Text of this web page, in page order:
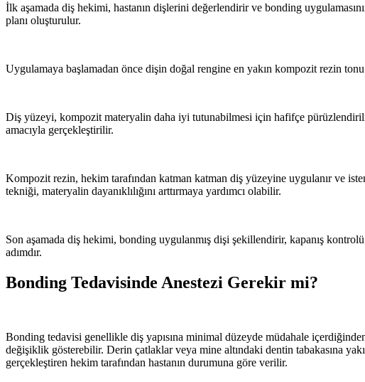
İlk aşamada diş hekimi, hastanın dişlerini değerlendirir ve bonding
planı oluşturulur.
Uygulamaya başlamadan önce dişin doğal rengine en yakın kompozit rezin
Diş yüzeyi, kompozit materyalin daha iyi tutunabilmesi için hafifçe
amacıyla gerçekleştirilir.
Kompozit rezin, hekim tarafından katman katman diş yüzeyine uygulanır ve
tekniği, materyalin dayanıklılığını arttırmaya yardımcı olabilir.
Son aşamada diş hekimi, bonding uygulanmış dişi şekillendirir, kapanış
adımdır.
Bonding Tedavisinde Anestezi Gerekir mi?
Bonding tedavisi genellikle diş yapısına minimal düzeyde müdahale
değişiklik gösterebilir. Derin çatlaklar veya mine altındaki dentin tabakasına
gerçekleştiren hekim tarafından hastanın durumuna göre verilir.